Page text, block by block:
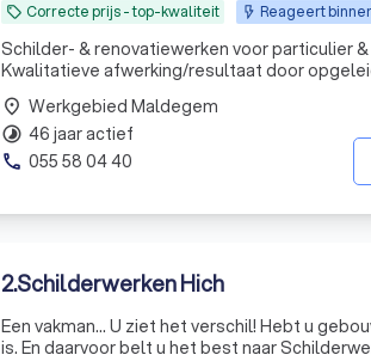
local_offer Correcte prijs - top-kwaliteit Reageert
Schilder- & renovatiewerken voor particulier & project: - Snelle en transparante
Kwalitatieve afwerking/resultaat door
place Werkgebied Maldegem
timelapse 46 jaar actief
phone 055 58 04 40
2.Schilderwerken Hich
Een vakman... U ziet het verschil! Hebt u
is. En daarvoor belt u het best naar